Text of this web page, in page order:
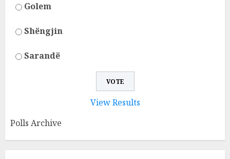
Golem
Shëngjin
Sarandë
View Results
Polls Archive